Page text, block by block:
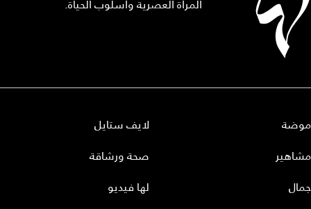
المرأة العصرية وأسلوب الحياة.
موضة
مشاهير
جمال
لايف ستايل
صحة ورشاقة
لها فيديو